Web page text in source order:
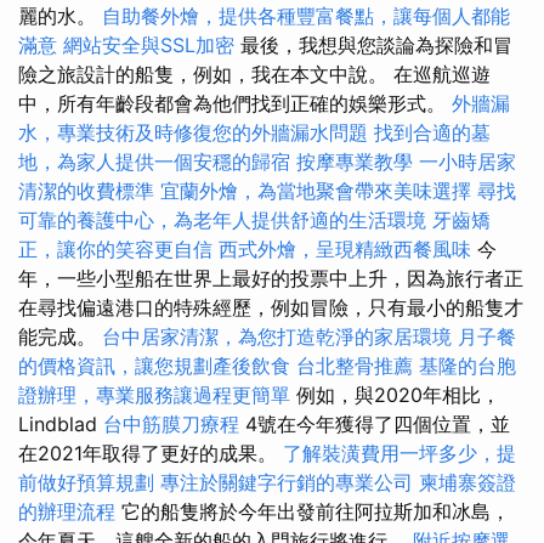
麗的水。 自助餐外燴，提供各種豐富餐點，讓每個人都能
滿意 網站安全與SSL加密 最後，我想與您談論為探險和冒
險之旅設計的船隻，例如，我在本文中說。 在巡航巡遊
中，所有年齡段都會為他們找到正確的娛樂形式。 外牆漏
水，專業技術及時修復您的外牆漏水問題 找到合適的墓
地，為家人提供一個安穩的歸宿 按摩專業教學 一小時居家
清潔的收費標準 宜蘭外燴，為當地聚會帶來美味選擇 尋找
可靠的養護中心，為老年人提供舒適的生活環境 牙齒矯
正，讓你的笑容更自信 西式外燴，呈現精緻西餐風味 今
年，一些小型船在世界上最好的投票中上升，因為旅行者正
在尋找偏遠港口的特殊經歷，例如冒險，只有最小的船隻才
能完成。 台中居家清潔，為您打造乾淨的家居環境 月子餐
的價格資訊，讓您規劃產後飲食 台北整骨推薦 基隆的台胞
證辦理，專業服務讓過程更簡單 例如，與2020年相比，
Lindblad 台中筋膜刀療程 4號在今年獲得了四個位置，並
在2021年取得了更好的成果。 了解裝潢費用一坪多少，提
前做好預算規劃 專注於關鍵字行銷的專業公司 柬埔寨簽證
的辦理流程 它的船隻將於今年出發前往阿拉斯加和冰島，